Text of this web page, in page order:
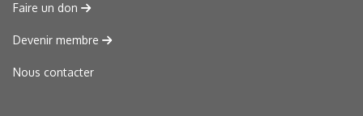
Faire un don
Devenir membre
Nous contacter